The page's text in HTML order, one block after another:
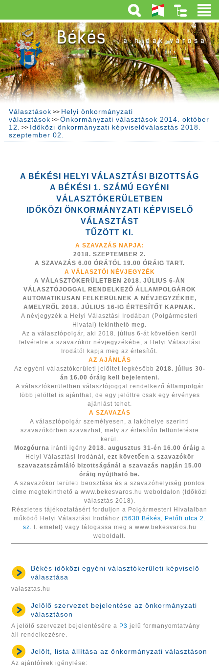
Választások >> Helyi önkormányzati
választások >> Önkormányzati választások 2014. október
12.
>> Időközi önkormányzati képviselőválasztás 2018.
szeptember 02.
A BÉKÉSI HELYI VÁLASZTÁSI BIZOTTSÁG
A BÉKÉSI 1. SZÁMÚ EGYÉNI
VÁLASZTÓKERÜLETBEN
IDŐKÖZI ÖNKORMÁNYZATI KÉPVISELŐ
VÁLASZTÁST
TŰZÖTT KI.
A SZAVAZÁS NAPJA:
2018. SZEPTEMBER 2.
A SZAVAZÁS 6.00 ÓRÁTÓL 19.00 ÓRÁIG TART.
A VÁLASZTÓI NÉVJEGYZÉK
A VÁLASZTÓKERÜLETBEN 2018. JÚLIUS 6-ÁN
VÁLASZTÓJOGGAL RENDELKEZŐ ÁLLAMPOLGÁROK
AUTOMATIKUSAN FELKERÜLNEK A NÉVJEGYZÉKBE,
AMELYRŐL 2018. JÚLIUS 16-IG ÉRTESÍTŐT KAPNAK.
A névjegyzék a Helyi Választási Irodában (Polgármesteri
Hivatal) tekinthető meg.
Az a választópolgár, aki 2018. július 6-át követően kerül
felvételre a szavazókör névjegyzékébe, a Helyi Választási
Irodától kapja meg az értesítőt.
AZ AJÁNLÁS
Az egyéni választókerületi jelöltet legkésőbb 2018. július 30-
án 16.00 óráig kell bejelenteni.
A választókerületben választójoggal rendelkező állampolgár
több jelöltet is ajánlhat, de egy jelöltre csak egy érvényes
ajánlást tehet.
A SZAVAZÁS
A választópolgár személyesen, a lakóhelye szerinti
szavazókörben szavazhat, mely az értesítőn feltüntetésre
kerül.
Mozgóurna iránti igény 2018. augusztus 31-én 16.00 óráig a
Helyi Választási Irodánál, ezt követően a szavazókör
szavazatszámláló bizottságánál a szavazás napján 15.00
óráig nyújtható be.
A szavazókör területi beosztása és a szavazóhelyiség pontos
címe megtekinthető a www.bekesvaros.hu weboldalon (Időközi
választás 2018).
Részletes tájékoztatásért forduljon a Polgármesteri Hivatalban
működő Helyi Választási Irodához (5630 Békés, Petőfi utca 2.
sz.
I. emelet) vagy látogassa meg a www.bekesvaros.hu
weboldalt.
Békés időközi egyéni választókerületi képviselő
választása
valasztas.hu
Jelölő szervezet bejelentése az önkormányzati
választáson
A jelölő szervezet bejelentésére a P3jelű formanyomtatvány
áll rendelkezésre.
Jelölt, lista állítása az önkormányzati választáson
Az ajánlóívek igénylése: